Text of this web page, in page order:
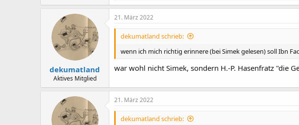
a
k
o
e
dekumatland
Aktives Mitglied
21. März 2022
dekumatland schrieb:
wenn ich mich richtig erinnere (bei Simek gelesen) soll Ibn
war wohl nicht Simek, sondern H.-P. Hasenfratz "die
21. März 2022
dekumatland schrieb: